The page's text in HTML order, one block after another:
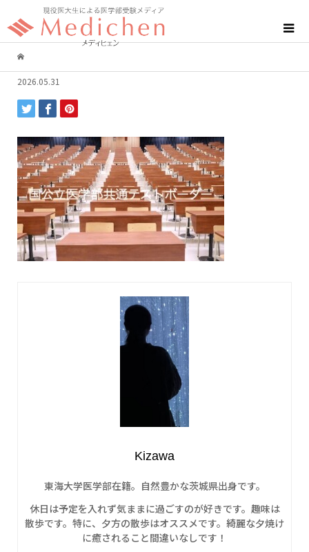
2026.05.31
Kizawa
東海大学医学部在籍。自然豊かな茨城県出身です。
休日は予定を入れず気ままに過ごすのが好きです。趣味は
散歩です。特に、夕方の散歩はオススメです。綺麗な夕焼け
に癒されること間違いなしです！